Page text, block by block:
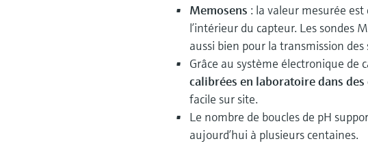
Memosens : la valeur mesurée
l’intérieur du capteur. Les sondes
aussi bien pour la transmission
Grâce au système électronique de
calibrées en laboratoire dans
facile sur site.
Le nombre de boucles de pH
aujourd’hui à plusieurs centaines.